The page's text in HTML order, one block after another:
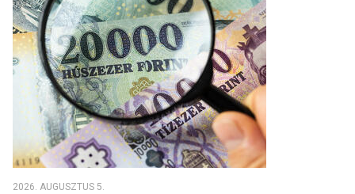
2026. AUGUSZTUS 5.